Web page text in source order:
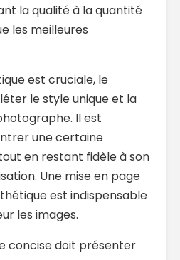
la qualité à la quantité
les meilleures
est cruciale, le
le style unique et la
Il est
une certaine
en restant fidèle à son
Une mise en page
est indispensable
les images.
concise doit présenter